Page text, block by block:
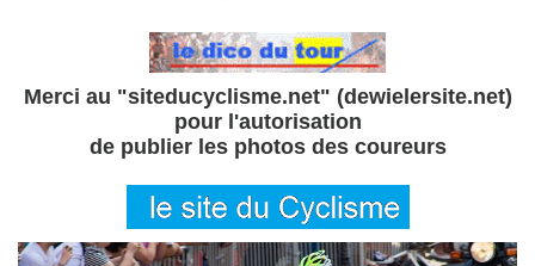
Merci au "siteducyclisme.net" (dewielersite.net)
pour l'autorisation
de publier les photos des coureurs